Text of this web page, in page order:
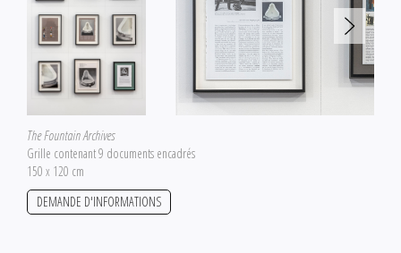
The Fountain Archives
Grille contenant 9 documents encadrés
150 x 120 cm
DEMANDE D'INFORMATIONS